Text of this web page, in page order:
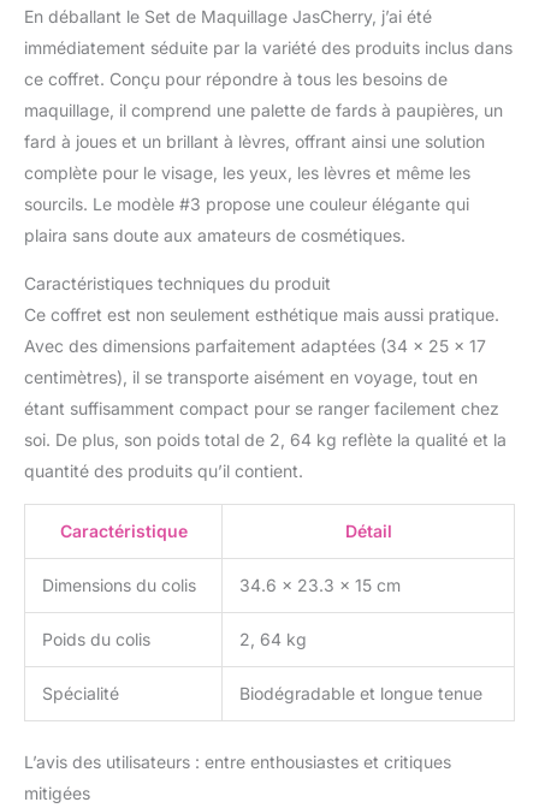
complet et flatte une
variété de tons de peau.
Tout-en-un pour une
utilisation quotidienne -
Inclut toute la beauté du
visage. Facile à
transporter, à tout
moment, n'importe où,
vous voulez être belle
autant que possible.
voyage, avec tout pour
votre plus grand plaisir.
Haute qualité - Couleurs
brillantes et ingrédients
de haute qualité
ensemble. Facile à
appliquer et crée une
finition de maquillage
léger et doux. Effet
sans colorant et ne
formera pas de marque
gênante. Non toxique et
lavable - Fabriqué en
matériau non toxique et
sûr, de haute qualité et
sans odeur, sans
En déballant le Set de Maquillage JasCherry, j’ai été
immédiatement séduite par la variété des produits inclus dans
ce coffret. Conçu pour répondre à tous les besoins de
maquillage, il comprend une palette de fards à paupières, un
fard à joues et un brillant à lèvres, offrant ainsi une solution
complète pour le visage, les yeux, les lèvres et même les
sourcils. Le modèle #3 propose une couleur élégante qui
plaira sans doute aux amateurs de cosmétiques.
Caractéristiques techniques du produit
Ce coffret est non seulement esthétique mais aussi pratique.
Avec des dimensions parfaitement adaptées (34 x 25 x 17
centimètres), il se transporte aisément en voyage, tout en
étant suffisamment compact pour se ranger facilement chez
soi. De plus, son poids total de 2, 64 kg reflète la qualité et la
quantité des produits qu’il contient.
Caractéristique Détail
Dimensions du colis 34.6 x 23.3 x 15 cm
Poids du colis 2, 64 kg
Spécialité Biodégradable et longue tenue
L’avis des utilisateurs : entre enthousiastes et critiques
mitigées